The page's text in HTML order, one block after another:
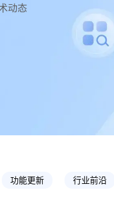
动态
功能更新 行业前沿